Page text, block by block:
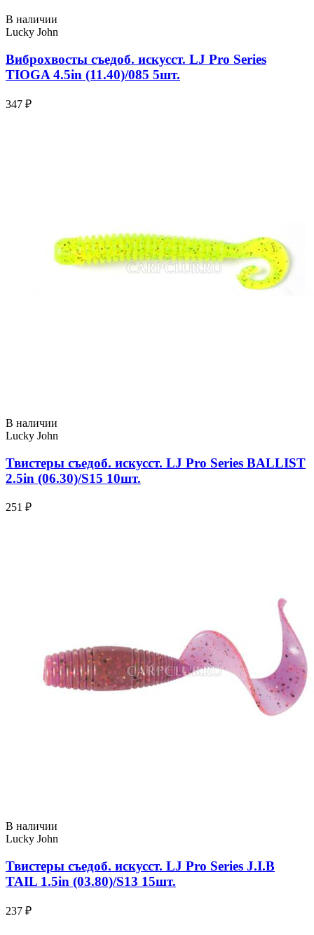
В наличии
Lucky John
Виброхвосты съедоб. искусст. LJ Pro Series
TIOGA 4.5in (11.40)/085 5шт.
347 ₽
В наличии
Lucky John
Твистеры съедоб. искусст. LJ Pro Series BALLIST
2.5in (06.30)/S15 10шт.
251 ₽
В наличии
Lucky John
Твистеры съедоб. искусст. LJ Pro Series J.I.B
TAIL 1.5in (03.80)/S13 15шт.
237 ₽